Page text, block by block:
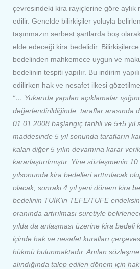
çevresindeki kira rayiçlerine göre aylık
edilir. Genelde bilirkişiler yoluyla
taşınmazın serbest şartlarda boş
elde edeceği kira bedelidir.
bedelinden mahkemece uygun ve
bedelinin tespiti yapılır. Bu indirim
edilirken hak ve nesafet ilkesi
“… Yukarıda yapılan açıklamalar
değerlendirildiğinde; taraflar arasında
01.01.2008 başlangıç tarihli ve 5+5 yıl
maddesinde 5 yıl sonunda tarafların
kalan diğer 5 yılın devamına karar
kararlaştırılmıştır. Yine sözleşmenin
yılsonunda kira bedelleri arttırılacak
olacak, sonraki 4 yıl yeni dönem kira
bedelinin TÜİK’in TEFE/TÜFE
oranında artırılması suretiyle
yılda da anlaşması üzerine kira bedeli
içinde hak ve nesafet kuralları
hükmü bulunmaktadır. Anılan
alındığında talep edilen dönem için